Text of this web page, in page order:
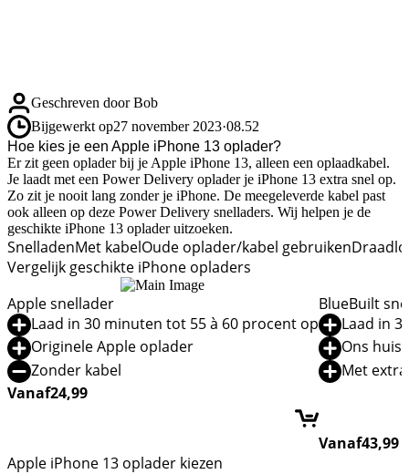
Geschreven door Bob
Bijgewerkt op27 november 2023·08.52
Hoe kies je een Apple iPhone 13 oplader?
Er zit geen oplader bij je Apple iPhone 13, alleen een oplaadkabel.
Je laadt met een Power Delivery oplader je iPhone 13 extra snel op.
Zo zit je nooit lang zonder je iPhone. De meegeleverde kabel past
ook alleen op deze Power Delivery snelladers. Wij helpen je de
geschikte iPhone 13 oplader uitzoeken.
SnelladenMet kabelOude oplader/kabel gebruiken
Vergelijk geschikte iPhone opladers
Apple snellader
Laad in 30 minuten tot 55 à 60 procent op
Originele Apple oplader
Zonder kabel
Vanaf24,99
BlueBuilt
Laad in
Ons
Met
Vanaf43,99
Apple iPhone 13 oplader kiezen